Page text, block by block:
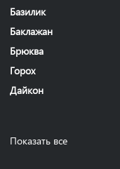
Базилик
Баклажан
Брюква
Горох
Дайкон
Показать все